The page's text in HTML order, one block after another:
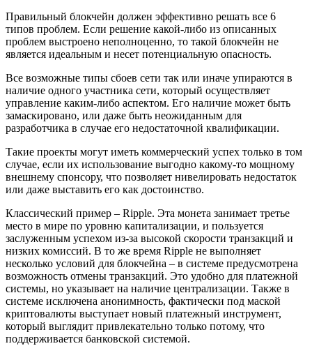
Правильный блокчейн должен эффективно решать все 6
типов проблем. Если решение какой-либо из описанных
проблем выстроено неполноценно, то такой блокчейн не
является идеальным и несет потенциальную опасность.
Все возможные типы сбоев сети так или иначе упираются в
наличие одного участника сети, который осуществляет
управление каким-либо аспектом. Его наличие может быть
замаскировано, или даже быть неожиданным для
разработчика в случае его недостаточной квалификации.
Такие проекты могут иметь коммерческий успех только в том
случае, если их использование выгодно какому-то мощному
внешнему спонсору, что позволяет нивелировать недостаток
или даже выставить его как достоинство.
Классический пример – Ripple. Эта монета занимает третье
место в мире по уровню капитализации, и пользуется
заслуженным успехом из-за высокой скорости транзакций и
низких комиссий. В то же время Ripple не выполняет
несколько условий для блокчейна – в системе предусмотрена
возможность отмены транзакций. Это удобно для платежной
системы, но указывает на наличие централизации. Также в
системе исключена анонимность, фактически под маской
криптовалюты выступает новый платежный инструмент,
который выглядит привлекательно только потому, что
поддерживается банковской системой.